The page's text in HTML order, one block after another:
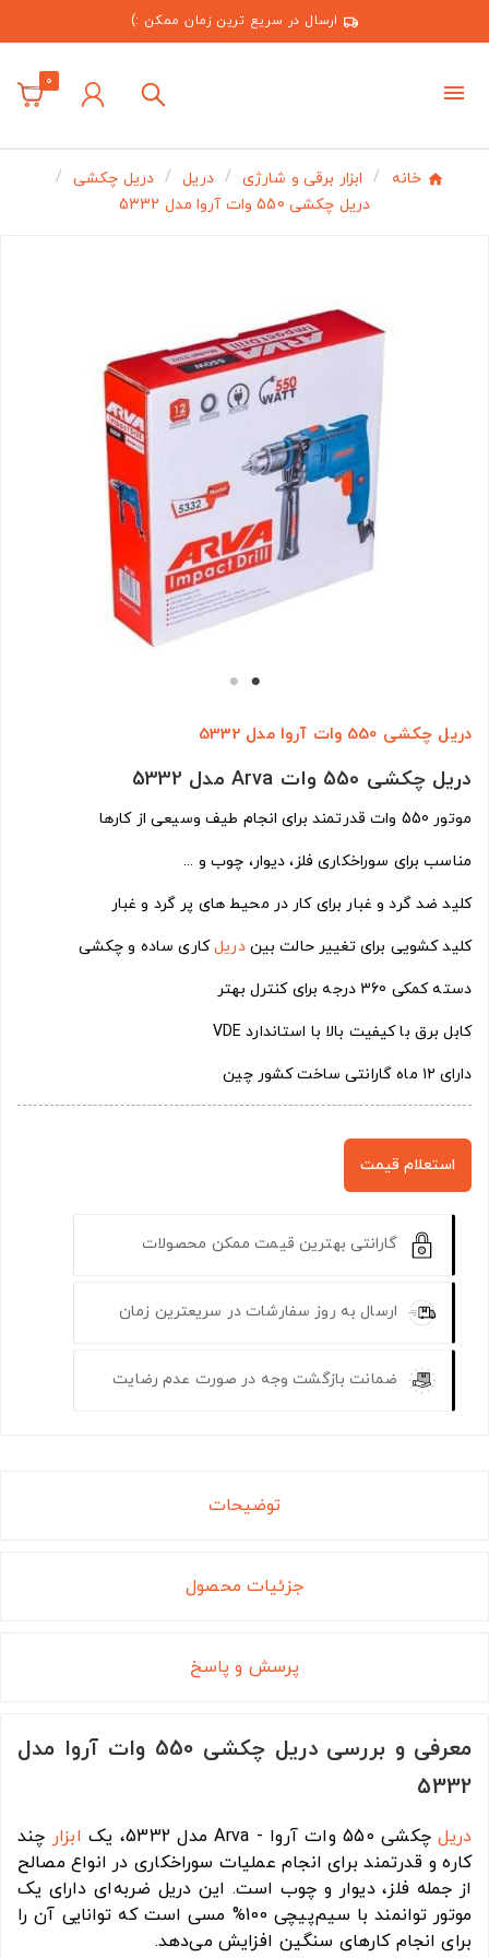
ارسال در سریع ترین زمان ممکن :)
0
خانه ابزار برقی و شارژی دریل
دریل چکشی
دریل چکشی 550 وات آروا مدل 5332
دریل چکشی 550 وات آروا مدل 5332
دریل چکشی 550 وات Arva مدل 5332
موتور 550 وات قدرتمند برای انجام طیف وسیعی از کارها
مناسب برای سوراخکاری فلز، دیوار، چوب و ...
کلید ضد گرد و غبار برای کار در محیط های پر گرد و غبار
کلید کشویی برای تغییر حالت بیندریلکاری ساده و چکشی
دسته کمکی 360 درجه برای کنترل بهتر
کابل برق با کیفیت بالا با استاندارد VDE
دارای ۱۲ ماه گارانتی ساخت کشور چین
استعلام قیمت
گارانتی بهترین قیمت ممکن محصولات
ارسال به روز سفارشات در سریعترین زمان
ضمانت بازگشت وجه در صورت عدم رضایت
توضیحات
جزئیات محصول
پرسش و پاسخ
معرفی و بررسی دریل چکشی 550 وات آروا مدل
5332
دریلچکشی 550 وات آروا - Arva مدل 5332، یک ابزار چند
کاره و قدرتمند برای انجام عملیات سوراخکاری در انواع مصالح
از جمله فلز، دیوار و چوب است. این دریل ضربه‌ای دارای یک
موتور توانمند با سیم‌پیچی 100% مسی است که توانایی آن را
برای انجام کارهای سنگین افزایش می‌دهد.